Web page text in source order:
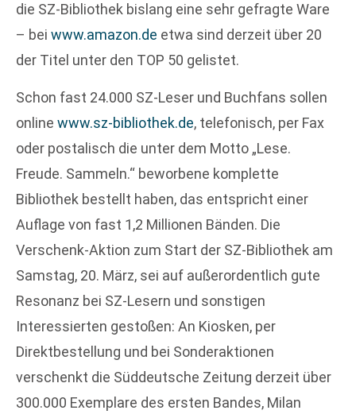
die SZ-Bibliothek bislang eine sehr gefragte Ware
– bei www.amazon.de etwa sind derzeit über 20
der Titel unter den TOP 50 gelistet.
Schon fast 24.000 SZ-Leser und Buchfans sollen
online www.sz-bibliothek.de, telefonisch, per Fax
oder postalisch die unter dem Motto „Lese.
Freude. Sammeln.“ beworbene komplette
Bibliothek bestellt haben, das entspricht einer
Auflage von fast 1,2 Millionen Bänden. Die
Verschenk-Aktion zum Start der SZ-Bibliothek am
Samstag, 20. März, sei auf außerordentlich gute
Resonanz bei SZ-Lesern und sonstigen
Interessierten gestoßen: An Kiosken, per
Direktbestellung und bei Sonderaktionen
verschenkt die Süddeutsche Zeitung derzeit über
300.000 Exemplare des ersten Bandes, Milan